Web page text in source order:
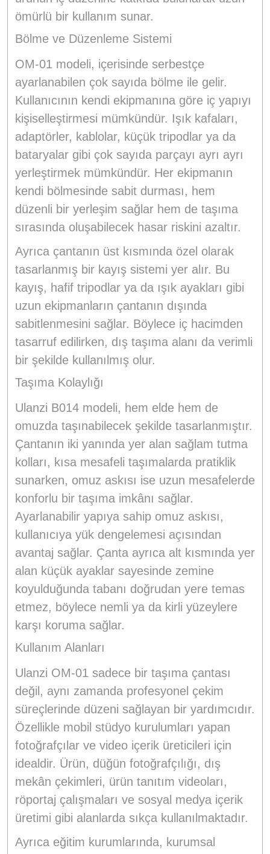
ömürlü bir kullanım sunar.
Bölme ve Düzenleme Sistemi
OM-01 modeli, içerisinde serbestçe
ayarlanabilen çok sayıda bölme ile gelir.
Kullanıcının kendi ekipmanına göre iç yapıyı
kişiselleştirmesi mümkündür. Işık kafaları,
adaptörler, kablolar, küçük tripodlar ya da
bataryalar gibi çok sayıda parçayı ayrı ayrı
yerleştirmek mümkündür. Her ekipmanın
kendi bölmesinde sabit durması, hem
düzenli bir yerleşim sağlar hem de taşıma
sırasında oluşabilecek hasar riskini azaltır.
Ayrıca çantanın üst kısmında özel olarak
tasarlanmış bir kayış sistemi yer alır. Bu
kayış, hafif tripodlar ya da ışık ayakları gibi
uzun ekipmanların çantanın dışında
sabitlenmesini sağlar. Böylece iç hacimden
tasarruf edilirken, dış taşıma alanı da verimli
bir şekilde kullanılmış olur.
Taşıma Kolaylığı
Ulanzi B014 modeli, hem elde hem de
omuzda taşınabilecek şekilde tasarlanmıştır.
Çantanın iki yanında yer alan sağlam tutma
kolları, kısa mesafeli taşımalarda pratiklik
sunarken, omuz askısı ise uzun mesafelerde
konforlu bir taşıma imkânı sağlar.
Ayarlanabilir yapıya sahip omuz askısı,
kullanıcıya yük dengelemesi açısından
avantaj sağlar. Çanta ayrıca alt kısmında yer
alan küçük ayaklar sayesinde zemine
koyulduğunda tabanı doğrudan yere temas
etmez, böylece nemli ya da kirli yüzeylere
karşı koruma sağlar.
Kullanım Alanları
Ulanzi OM-01 sadece bir taşıma çantası
değil, aynı zamanda profesyonel çekim
süreçlerinde düzeni sağlayan bir yardımcıdır.
Özellikle mobil stüdyo kurulumları yapan
fotoğrafçılar ve video içerik üreticileri için
idealdir. Ürün, düğün fotoğrafçılığı, dış
mekân çekimleri, ürün tanıtım videoları,
röportaj çalışmaları ve sosyal medya içerik
üretimi gibi alanlarda sıkça kullanılmaktadır.
Ayrıca eğitim kurumlarında, kurumsal